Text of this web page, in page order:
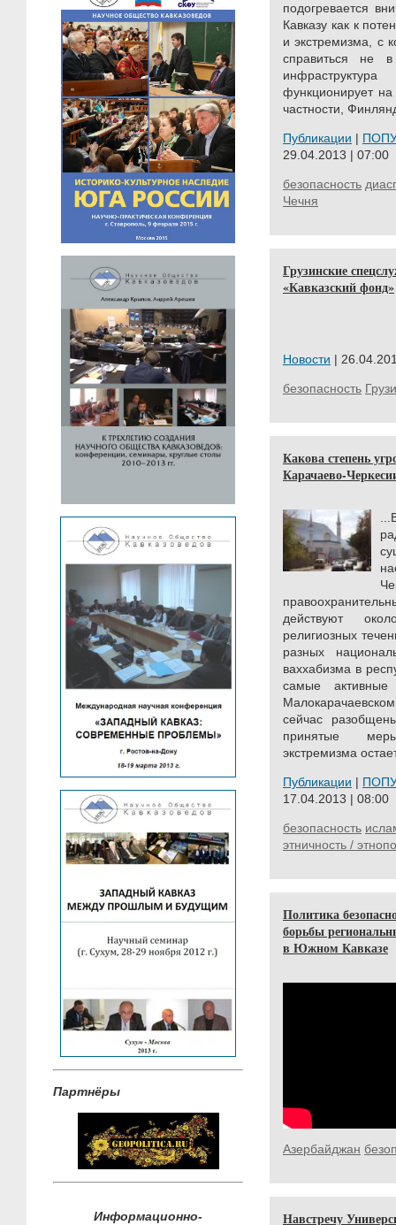
Партнёры
Информационно-
подогревается
Кавказу как к
и экстремизма, с
справиться не
функционирует
частности,
Публикации |
29.04.2013 | 07:00
безопасность
Чечня
Грузинские
«Кавказский фонд»
Новости |
безопасность
Какова степень
Карачаево-
действуют
религиозных
разных
ваххабизма в
самые
сейчас
принятые
экстремизма
Публикации |
17.04.2013 | 08:00
безопасность
этничность /
Политика
борьбы
в Южном Кавказе
Азербайджан
Навстречу